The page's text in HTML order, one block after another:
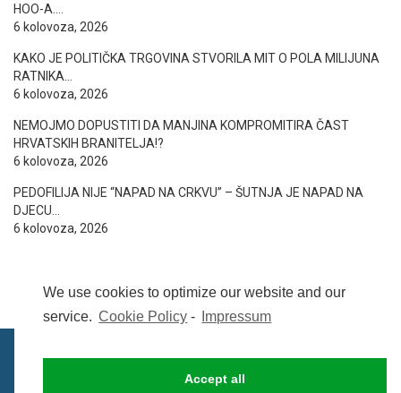
We use cookies to optimize our website and our
service. Cookie Policy - Impressum
Accept all
HOO-A….
6 kolovoza, 2026
KAKO JE POLITIČKA TRGOVINA STVORILA MIT O POLA MILIJUNA
RATNIKA…
6 kolovoza, 2026
NEMOJMO DOPUSTITI DA MANJINA KOMPROMITIRA ČAST
HRVATSKIH BRANITELJA!?
6 kolovoza, 2026
PEDOFILIJA NIJE “NAPAD NA CRKVU” – ŠUTNJA JE NAPAD NA
DJECU…
6 kolovoza, 2026